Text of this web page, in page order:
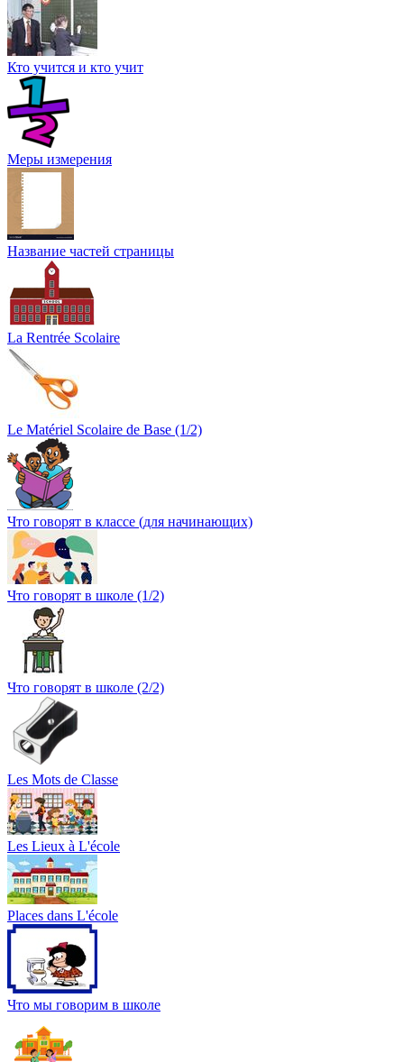
Кто учится и кто учит
Меры измерения
Название частей страницы
La Rentrée Scolaire
Le Matériel Scolaire de Base (1/2)
Что говорят в классе (для начинающих)
Что говорят в школе (1/2)
Что говорят в школе (2/2)
Les Mots de Classe
Les Lieux à L'école
Places dans L'école
Что мы говорим в школе